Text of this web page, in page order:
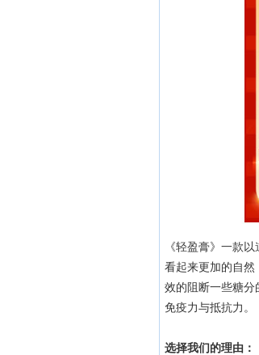
《轻盈膏》一款
看起来更加的自然
效的阻断一些糖分
免疫力与抵抗力。
选择我们的理由：